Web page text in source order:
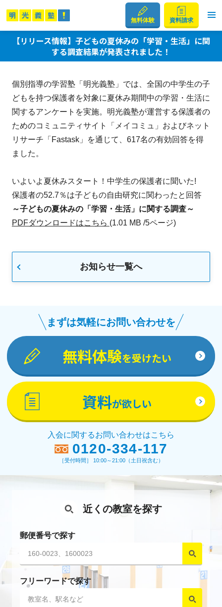
無料体験 資料請求
【リリース情報】子どもの夏休みの「学習・生活」に関
する調査結果が発表されました！
個別指導の学習塾「明光義塾」では、全国の中学生の子
どもを持つ保護者を対象に夏休み期間中の学習・生活に
関するアンケートを実施。明光義塾が運営する保護者の
ためのコミュニティサイト「メイコミュ」およびネット
リサーチ「Fastask」を通じて、617名の有効回答を得
ました。
いよいよ夏休みスタート！中学生の保護者に聞いた!
保護者の52.7％は子どもの自由研究に関わった と回答
～子どもの夏休みの「学習・生活」に関する調査～
PDFダウンロードはこちら (1.01 MB /5ページ)
お知らせ一覧へ
まずは気軽にお問い合わせを
無料体験を受けたい
資料が欲しい
入会に関するお問い合わせはこちら
0120-334-117
［受付時間］ 10:00～21:00（土日祝含む）
近くの教室を探す
郵便番号で探す
フリーワードで探す